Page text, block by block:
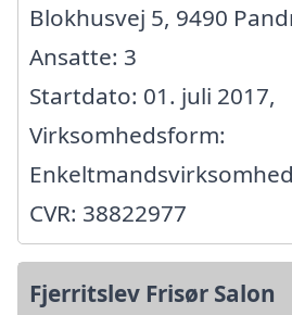
Blokhusvej 5, 9490
Ansatte: 3
Startdato: 01. juli 2017,
Virksomhedsform:
Enkeltmandsvirksomhed
CVR: 38822977
Fjerritslev Frisør Salon